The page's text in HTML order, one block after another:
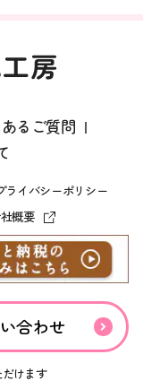
るご質問
ライバシーポリシー
概要
合わせ
けます